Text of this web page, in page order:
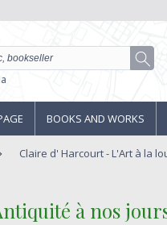
BOOKS AND WORKS
Claire d' Harcourt - L'Art à la
à nos